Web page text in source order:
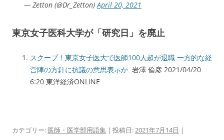
— Zetton (@Dr_Zetton)April 20, 2021
東京女子医科大学が「研究日」を廃止
スクープ！東京女子医大で医師100人超が退職 一方的な経
営陣の方針に抗議の意思表示か 岩澤 倫彦 2021/04/20
6:20 東洋経済ONLINE
カテゴリー:医師・医学部用語集 | 投稿日:2021年7月14日 |